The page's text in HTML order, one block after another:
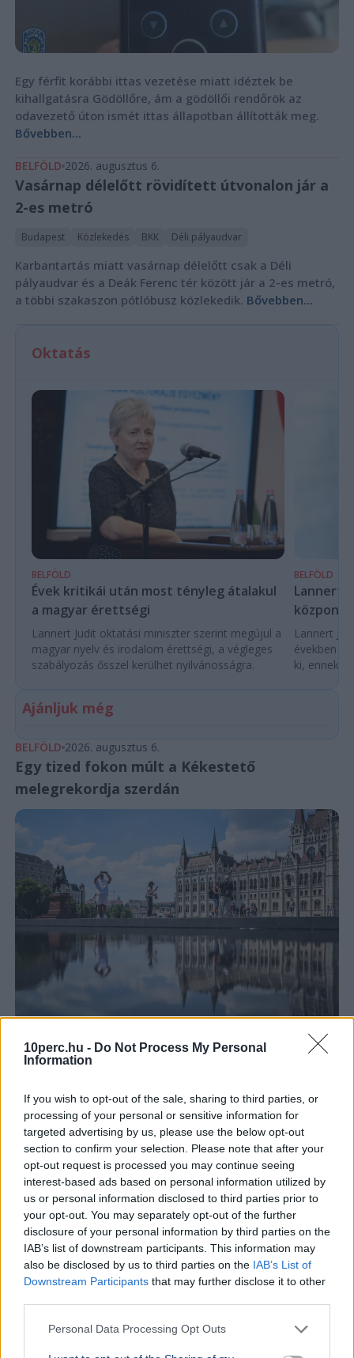
10perc.hu - Do Not Process My Personal
Information
If you wish to opt-out of the sale, sharing to third parties, or
processing of your personal or sensitive information for
targeted advertising by us, please use the below opt-out
section to confirm your selection. Please note that after your
opt-out request is processed you may continue seeing
interest-based ads based on personal information utilized by
us or personal information disclosed to third parties prior to
your opt-out. You may separately opt-out of the further
disclosure of your personal information by third parties on the
IAB’s list of downstream participants. This information may
also be disclosed by us to third parties on the IAB’s List of
Downstream Participants that may further disclose it to other
Personal Data Processing Opt Outs
Egy férfit korábbi ittas vezetése miatt idéztek be
kihallgatásra Gödöllőre, ám a gödöllői rendőrök az
odavezető úton ismét ittas állapotban állították meg.
Bővebben...
BELFÖLD 2026. augusztus 6.
Vasárnap délelőtt rövidített útvonalon jár a
2-es metró
Budapest Közlekedés BKK Déli pályaudvar
Karbantartás miatt vasárnap délelőtt csak a Déli
pályaudvar és a Deák Ferenc tér között jár a 2-es metró,
a többi szakaszon pótlóbusz közlekedik. Bővebben...
Oktatás
BELFÖLD
Évek kritikái után most tényleg átalakul
a magyar érettségi
Lannert Judit oktatási miniszter szerint megújul a
magyar nyelv és irodalom érettségi, a végleges
szabályozás ősszel kerülhet nyilvánosságra.
BELFÖLD
Lannert
Lannert
években
ki, ennek
Ajánljuk még
BELFÖLD 2026. augusztus 6.
Egy tized fokon múlt a Kékestető
melegrekordja szerdán
Magyarország Időjárás Aszály Hőség
minden idők legmagasabb hőmérsékleti rekordjától.
Bővebben...
BELFÖLD 2026. augusztus 6.
Szombaton dönt a Tisza-frakció az
államfőjelöltről